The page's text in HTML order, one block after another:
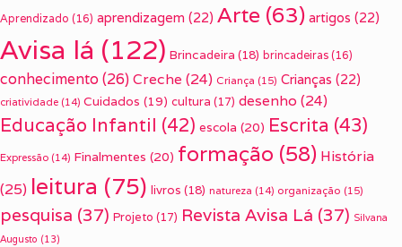
Aprendizado (16) aprendizagem (22) Arte (63) artigos (22)
Avisa lá (122) Brincadeira (18) brincadeiras (16)
conhecimento(26) Creche (24) Criança (15) Crianças (22)
criatividade (14) Cuidados (19) cultura (17) desenho (24)
Educação Infantil (42) escola (20) Escrita (43)
Expressão (14) Finalmentes (20) formação (58) História
(25) leitura (75) livros (18) natureza (14) organização (15)
pesquisa (37) Projeto (17) Revista Avisa Lá (37) Silvana
Augusto (13)